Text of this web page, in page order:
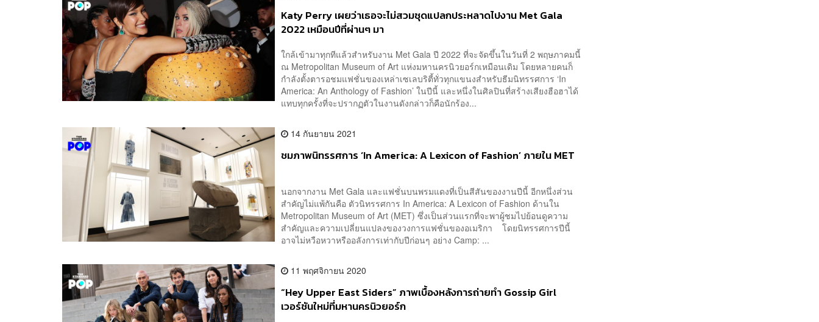
Katy Perry เผยว่าเธอจะไม่สวมชุดแปลกประหลาดไปงาน Met Gala
2022 เหมือนปีที่ผ่านๆ มา
ใกล้เข้ามาทุกทีแล้วสำหรับงาน Met Gala ปี 2022 ที่จะจัดขึ้นในวันที่ 2 พฤษภาคมนี้
ณ Metropolitan Museum of Art แห่งมหานครนิวยอร์กเหมือนเดิม โดยหลายคนก็
กำลังตั้งตารอชมแฟชั่นของเหล่าเซเลบริตี้ทั่วทุกแขนงสำหรับธีมนิทรรศการ ‘In
America: An Anthology of Fashion’ ในปีนี้ และหนึ่งในศิลปินที่สร้างเสียงฮือฮาได้
แทบทุกครั้งที่จะปรากฏตัวในงานดังกล่าวก็คือนักร้อง...
14 กันยายน 2021
ชมภาพนิทรรศการ ‘In America: A Lexicon of Fashion’ ภายใน MET
นอกจากงาน Met Gala และแฟชั่นบนพรมแดงที่เป็นสีสันของงานปีนี้ อีกหนึ่งส่วน
สำคัญไม่แพ้กันคือ ตัวนิทรรศการ In America: A Lexicon of Fashion ด้านใน
Metropolitan Museum of Art (MET) ซึ่งเป็นส่วนแรกที่จะพาผู้ชมไปย้อนดูความ
สำคัญและความเปลี่ยนแปลงของวงการแฟชั่นของอเมริกา โดยนิทรรศการปีนี้
อาจไม่หวือหวาหรืออลังการเท่ากับปีก่อนๆ อย่าง Camp: ...
11 พฤศจิกายน 2020
“Hey Upper East Siders” ภาพเบื้องหลังการถ่ายทำ Gossip Girl
เวอร์ชันใหม่ที่มหานครนิวยอร์ก